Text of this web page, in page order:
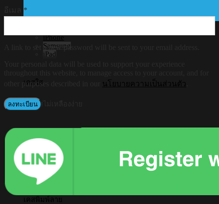
iPhone
Samsung
iPad
เคสใส
เคสใสไม่เหลืองง่าย
เคสซิลิโคน
เคสปกป้องรอบตัวเครื่อง
เคสพิมพ์ลาย
*
A link to set a new password will be sent to your email address.
other purposes described in our
นโยบายความเป็นส่วนตัว
ลงทะเบียน